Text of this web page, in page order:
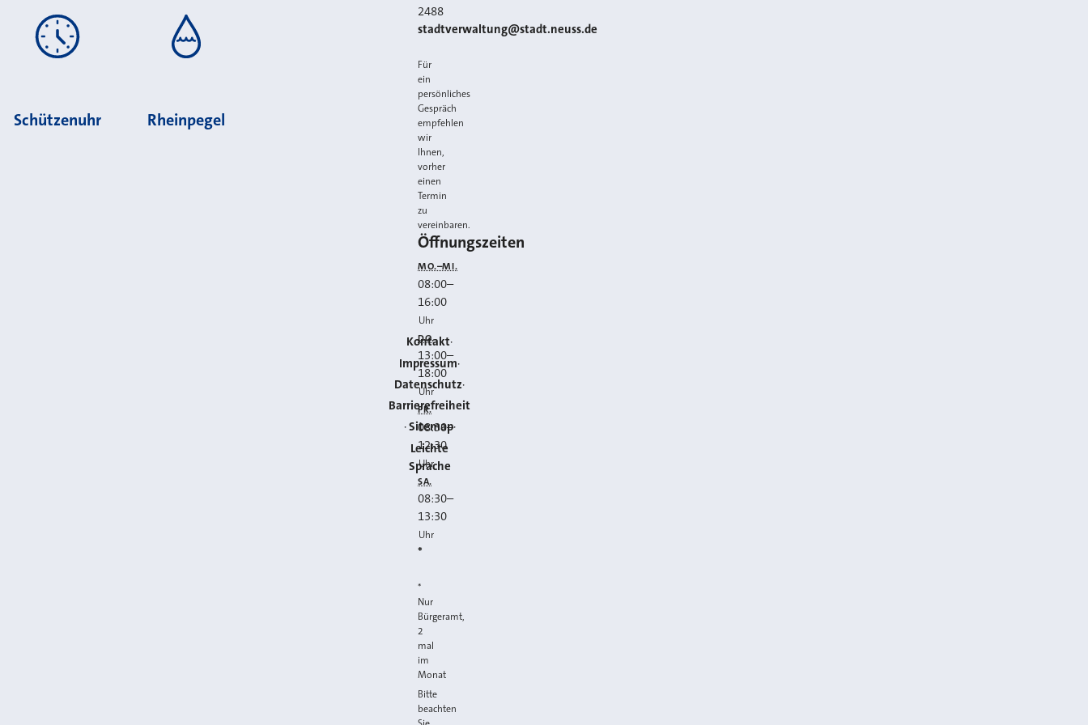
Schützenuhr Rheinpegel
Kontakt
Impressum
Datenschutz
Barrierefreiheit
Sitemap
Leichte
Sprache
2488
E-MAIL
stadtverwaltung@stadt.neuss.de
Für
ein
persönliches
Gespräch
empfehlen
wir
Ihnen,
vorher
einen
Termin
zu
vereinbaren.
Öffnungszeiten
MO.–MI.
08:00–
16:00
Uhr
DO.
13:00–
18:00
Uhr
FR.
08:30–
12:30
Uhr
SA.
08:30–
13:30
Uhr
*
*
Nur
Bürgeramt,
2
mal
im
Monat
Bitte
beachten